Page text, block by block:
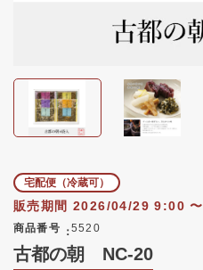
宅配便（冷蔵可）
販売期間 2026/04/29 9:00〜
商品番号 5520
古都の朝 NC-20